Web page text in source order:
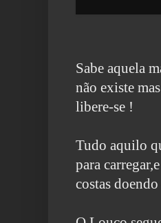
Sabe aquela
não existe
libere-se !
Tudo aquilo
para
costas